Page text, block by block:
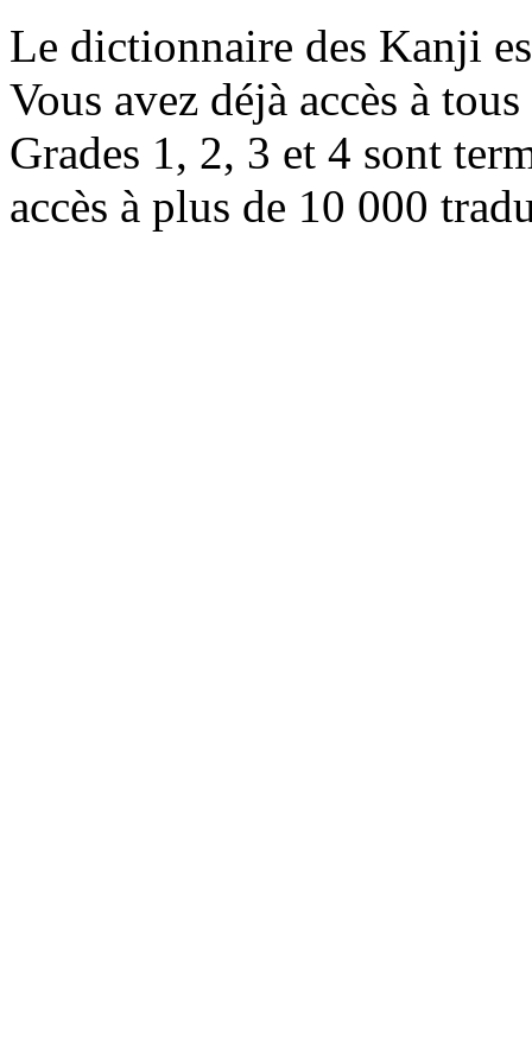
Le dictionnaire des Kanji
Vous avez déjà accès à
Grades 1, 2, 3 et 4 sont
accès à plus de 10 000